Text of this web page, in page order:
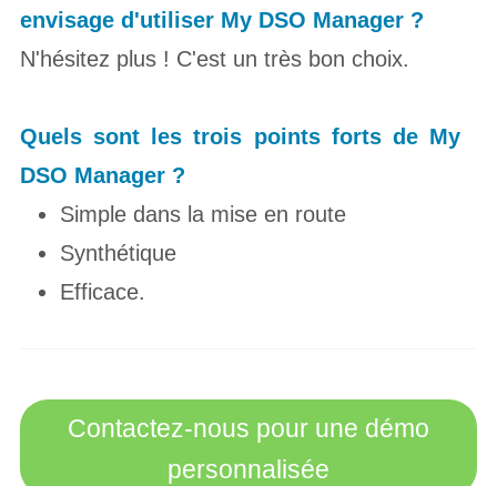
envisage d'utiliser My DSO Manager ?
N'hésitez plus ! C'est un très bon choix.
Quels sont les trois points forts de My
DSO Manager ?
Simple dans la mise en route
Synthétique
Efficace.
Contactez-nous pour une démo
personnalisée